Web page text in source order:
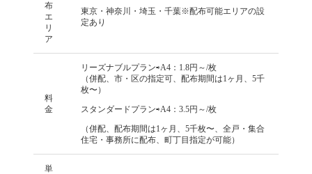
布
エ
リ
ア
東京・神奈川・埼玉・千葉※配布可能エリアの設
定あり
料
金
リーズナブルプラン⇨A4：1.8円～/枚
（併配、市・区の指定可、配布期間は1ヶ月、5千
枚〜）
スタンダードプラン⇨A4：3.5円～/枚
（併配、配布期間は1ヶ月、5千枚〜、全戸・集合
住宅・事務所に配布、町丁目指定が可能）
単